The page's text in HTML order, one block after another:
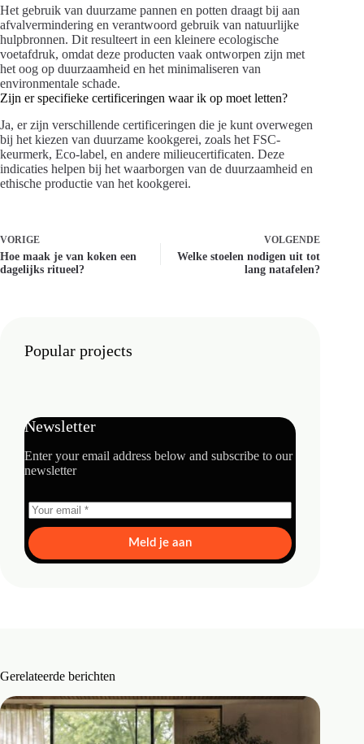
Het gebruik van duurzame pannen en potten draagt bij aan
afvalvermindering en verantwoord gebruik van natuurlijke
hulpbronnen. Dit resulteert in een kleinere ecologische
voetafdruk, omdat deze producten vaak ontworpen zijn met
het oog op duurzaamheid en het minimaliseren van
environmentale schade.
Zijn er specifieke certificeringen waar ik op moet letten?
Ja, er zijn verschillende certificeringen die je kunt overwegen
bij het kiezen van duurzame kookgerei, zoals het FSC-
keurmerk, Eco-label, en andere milieucertificaten. Deze
indicaties helpen bij het waarborgen van de duurzaamheid en
ethische productie van het kookgerei.
VORIGE
Hoe maak je van koken een
dagelijks ritueel?
VOLGENDE
Welke stoelen nodigen uit tot
lang natafelen?
Popular projects
Newsletter
Enter your email address below and subscribe to our
newsletter
Meld je aan
Gerelateerde berichten